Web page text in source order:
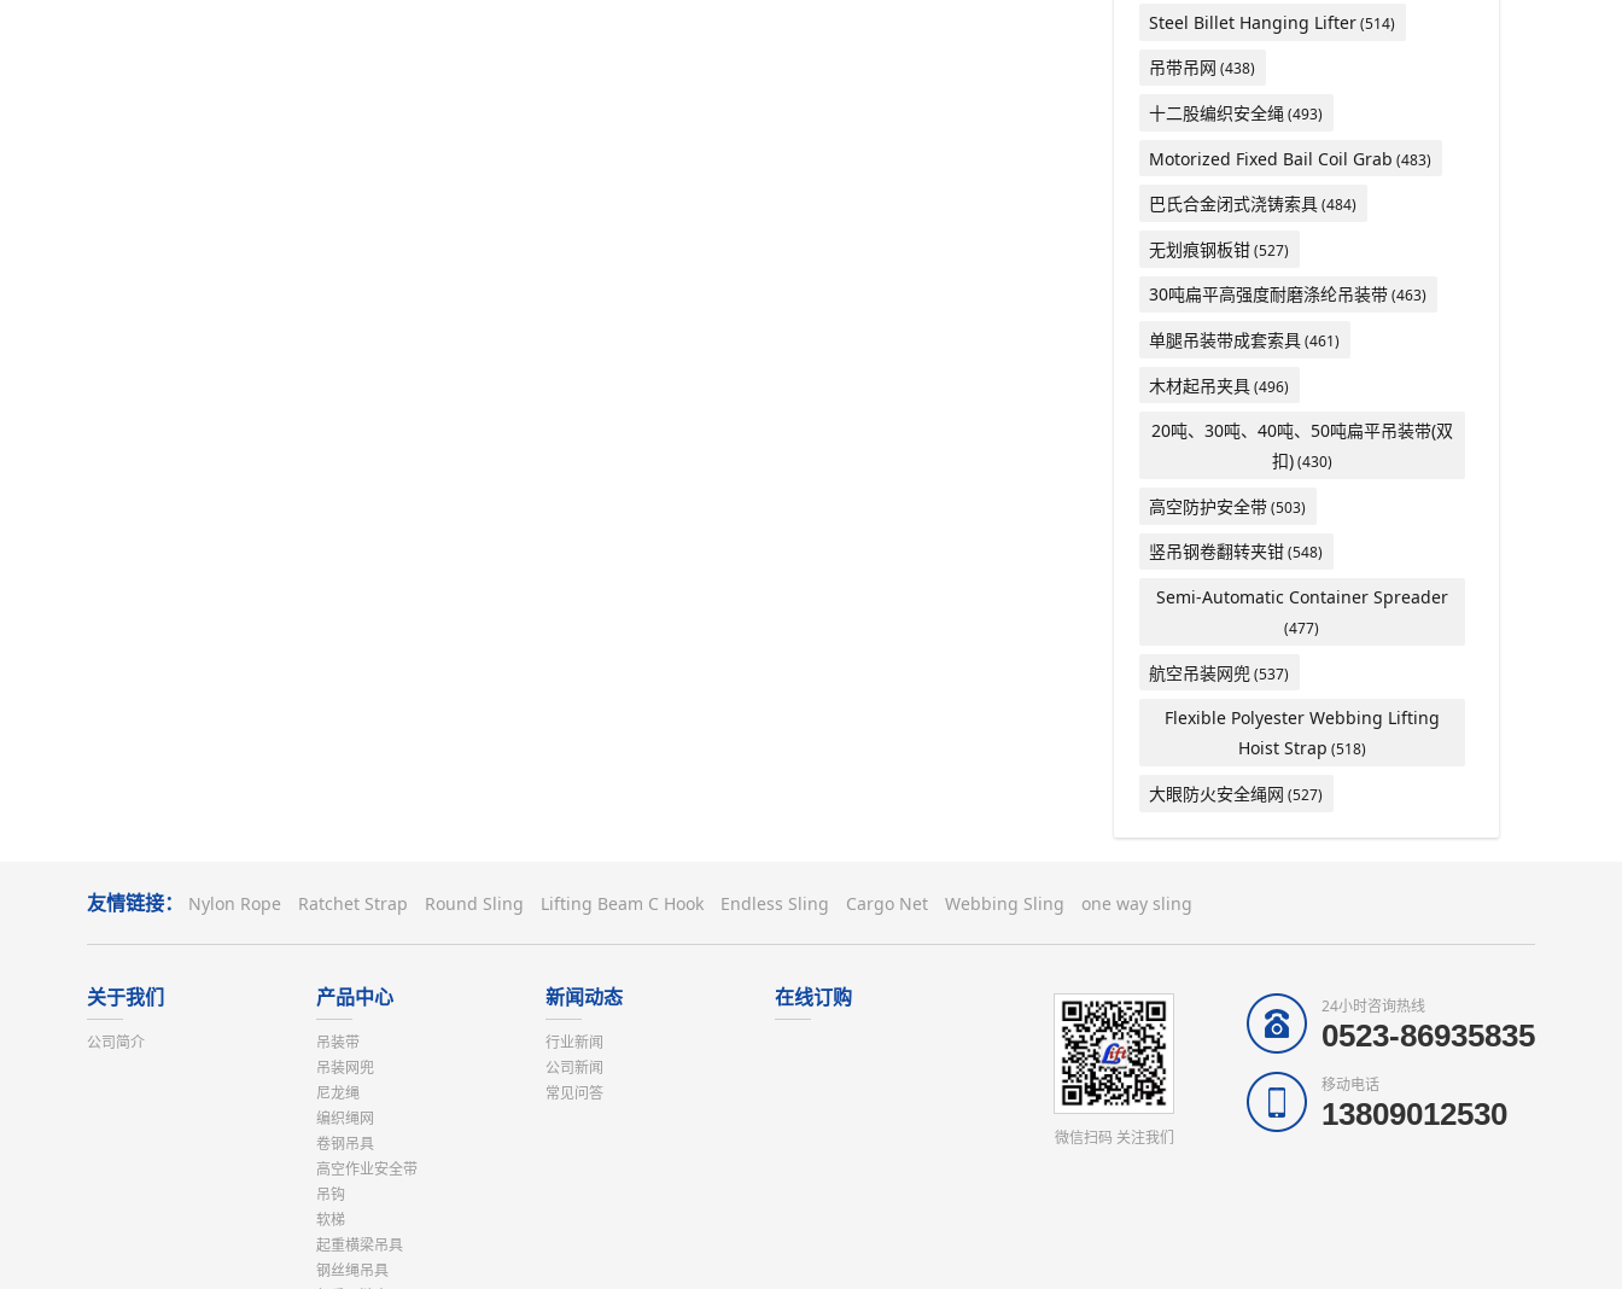
Steel Billet Hanging Lifter(514)
吊带吊网 (438)
十二股编织安全绳(493)
Motorized Fixed Bail Coil Grab (483)
巴氏合金闭式浇铸索具(484)
无划痕钢板钳(527)
30吨扁平高强度耐磨涤纶吊装带(463)
单腿吊装带成套索具(461)
木材起吊夹具(496)
20吨、30吨、40吨、50吨扁平吊装带(双
扣)(430)
高空防护安全带(503)
竖吊钢卷翻转夹钳(548)
Semi-Automatic Container Spreader
(477)
航空吊装网兜 (537)
Flexible Polyester Webbing Lifting
Hoist Strap (518)
大眼防火安全绳网 (527)
友情链接： Nylon Rope Ratchet Strap Round Sling Lifting Beam C Hook Endless Sling Cargo Net Webbing Sling one way sling
关于我们
公司简介
产品中心
吊装带
吊装网兜
尼龙绳
编织绳网
卷钢吊具
高空作业安全带
吊钩
软梯
起重横梁吊具
钢丝绳吊具
新闻动态
行业新闻
公司新闻
常见问答
在线订购
微信扫码 关注我们
24小时咨询热线
0523-86935835
移动电话
13809012530